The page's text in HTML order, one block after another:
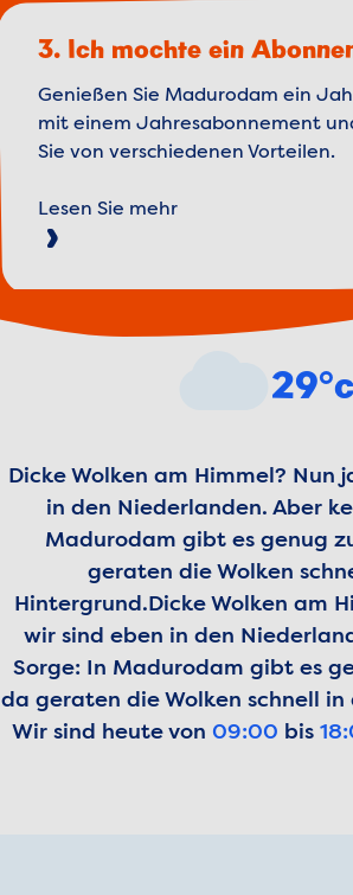
3. Ich mochte ein
Genießen Sie Madurodam ein
mit einem Jahresabonnement
Sie von verschiedenen Vorteilen.
Lesen Sie mehr
29°c
Dicke Wolken am Himmel? Nun
in den Niederlanden. Aber
Madurodam gibt es genug
geraten die Wolken
Hintergrund. Dicke Wolken am
wir sind eben in den
Sorge: In Madurodam gibt es
da geraten die Wolken schnell
Wir sind heute von 09:00 bis